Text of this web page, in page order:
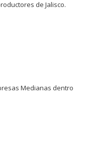
de Jalisco.
Medianas dentro